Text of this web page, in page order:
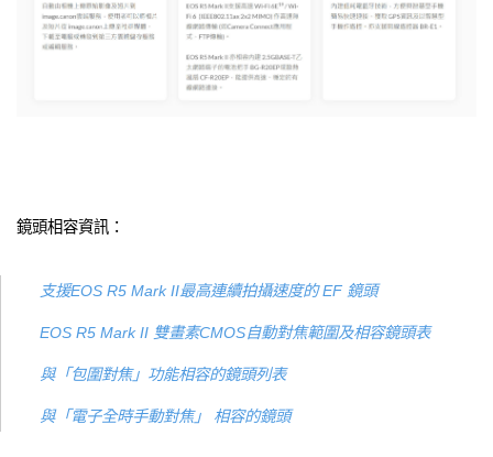
鏡頭相容資訊：
支援EOS R5 Mark II最高連續拍攝速度的 EF 鏡頭
EOS R5 Mark II 雙畫素CMOS自動對焦範圍及相容鏡頭表
與「包圍對焦」功能相容的鏡頭列表
與「電子全時手動對焦」 相容的鏡頭